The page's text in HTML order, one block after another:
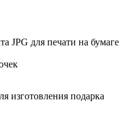
JPG для печати на бумаге
подарка